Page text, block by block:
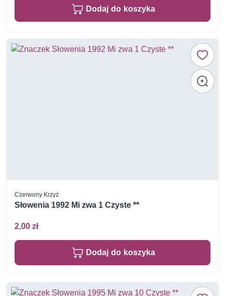
Dodaj do koszyka
Czerwony Krzyż
Słowenia 1992 Mi zwa 1 Czyste **
2,00 zł
Dodaj do koszyka